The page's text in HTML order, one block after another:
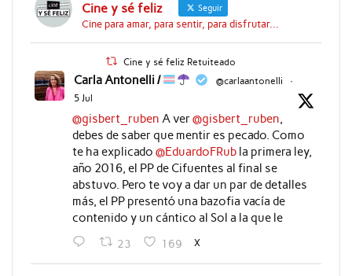
Cine y sé feliz Seguir
Cine para amar, para sentir, para disfrutar...
Cine y sé feliz Retuiteado
Carla Antonelli / @carlaantonelli
·
5 Jul
@gisbert_ruben A ver@gisbert_ruben,
debes de saber que mentir es pecado. Como
te ha explicado @EduardoFRubla primera ley,
año 2016, el PP de Cifuentes al final se
abstuvo. Pero te voy a dar un par de detalles
más, el PP presentó una bazofia vacía de
contenido y un cántico al Sol a la que le
23 169 X